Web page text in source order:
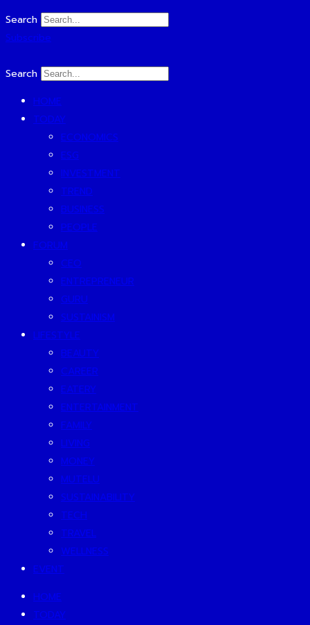
Search
Subscribe
Search
HOME
TODAY
ECONOMICS
ESG
INVESTMENT
TREND
BUSINESS
PEOPLE
FORUM
CEO
ENTREPRENEUR
GURU
SUSTAINISM
LIFESTYLE
BEAUTY
CAREER
EATERY
ENTERTAINMENT
FAMILY
LIVING
MONEY
MUTELU
SUSTAINABILITY
TECH
TRAVEL
WELLNESS
EVENT
HOME
TODAY